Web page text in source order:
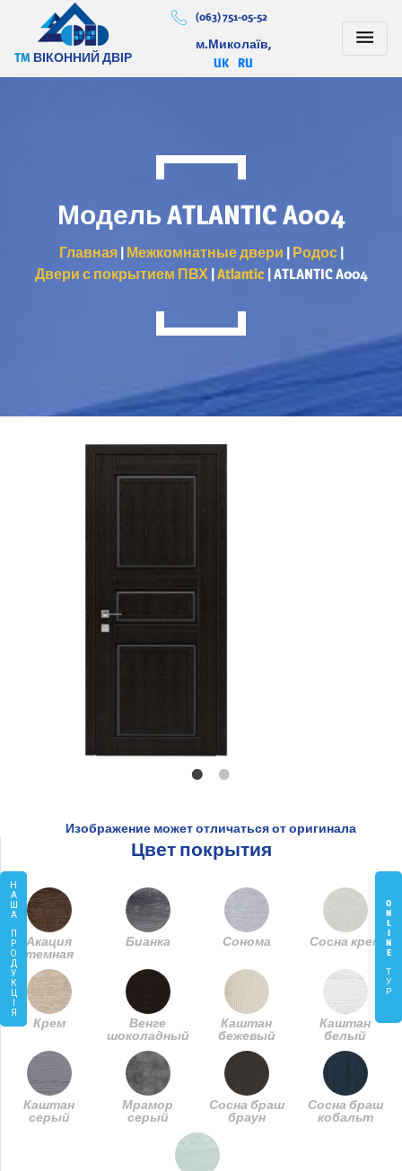
TM ВІКОННИЙ ДВІР
(063) 751-05-52
м.Миколаїв,
RU
UK
Н
А
А
П
Р
О
Д
У
К
Я
O
N
L
I
N
E
Т
У
Р
Модель ATLANTIC A004
Главная| Межкомнатные двери | Родос|
Двери с покрытием ПВХ|Atlantic |ATLANTIC A004
Изображение может отличаться от оригинала
Цвет покрытия
Акация
темная
Бианка Сонома Сосна крем
Крем
Венге
шоколадный
Каштан
бежевый
Каштан
белый
Каштан
серый
Мрамор
серый
Сосна браш
браун
Сосна браш
кобальт